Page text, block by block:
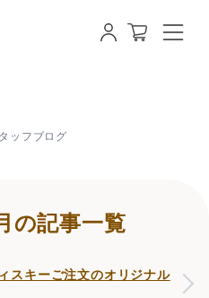
月の記事一覧 | 【即日発送
ッフブログ
の記事一覧
スキーご注文のオリジナル